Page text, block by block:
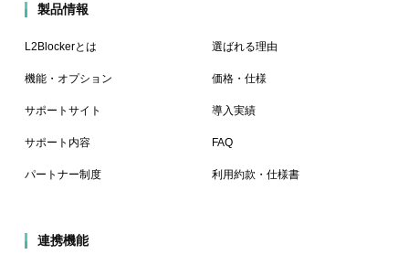
製品情報
L2Blockerとは 選ばれる理由
機能・オプション 価格・仕様
サポートサイト 導入実績
サポート内容 FAQ
パートナー制度 利用約款・仕様書
連携機能